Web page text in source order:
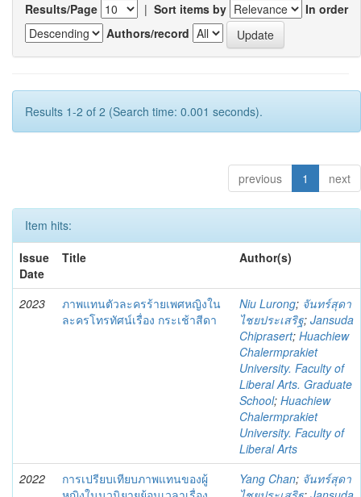
Results/Page | Sort items by
In order
Authors/record
Results 1-2 of 2 (Search time: 0.001 seconds).
previous 1 next
Item hits:
Issue
Date
Title Author(s)
2023
ภาพแทนตัวละครร้ายเพศหญิงใน
ละครโทรทัศน์เรื่อง กระเช้าสีดา
Niu Lurong; จันทร์สุดา
ไชยประเสริฐ; Jansuda
Chiprasert; Huachiew
Chalermprakiet
University. Faculty of
Liberal Arts. Graduate
School; Huachiew
Chalermprakiet
University. Faculty of
Liberal Arts
2022
การเปรียบเทียบภาพแทนของผู้
Yang Chan; จันทร์สุดา